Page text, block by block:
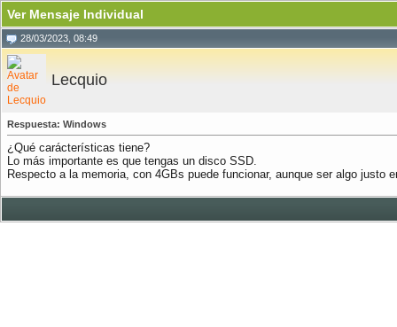
Ver Mensaje Individual
28/03/2023, 08:49
Lecquio
Respuesta: Windows
¿Qué carácterísticas tiene?
Lo más importante es que tengas un disco SSD.
Respecto a la memoria, con 4GBs puede funcionar, aunque ser algo justo